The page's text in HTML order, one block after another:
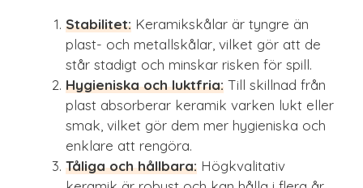
Stabilitet: Keramikskålar är tyngre än
plast- och metallskålar, vilket gör att de
står stadigt och minskar risken för spill.
Hygieniska och luktfria: Till skillnad från
plast absorberar keramik varken lukt eller
smak, vilket gör dem mer hygieniska och
enklare att rengöra.
Tåliga och hållbara: Högkvalitativ